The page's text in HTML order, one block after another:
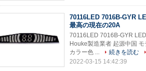
70116LED 7016B-GYR
最高の現在の20A
70116LED 7016B-GYR
Houke製造業者 起源中国
カラー色 ...
続きを読む
2022-03-15 14:42:39